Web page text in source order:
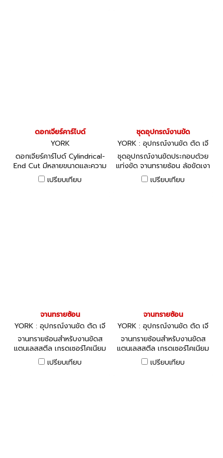
ดอกเจียร์คาร์ไบด์
YORK
ดอกเจียร์คาร์ไบด์ Cylindrical-
End Cut มีหลายขนาดและความ
ละเอียดให้เลือก
เปรียบเทียบ
ชุดอุปกรณ์งานขัด
YORK : อุปกรณ์งานขัด ตัด เจี
ยร์
ชุดอุปกรณ์งานขัดประกอบด้วย
แท่งขัด จานทรายซ้อน ล้อขัดเงา
รวม 5 ชิ้น
เปรียบเทียบ
จานทรายซ้อน
YORK : อุปกรณ์งานขัด ตัด เจี
ยร์
จานทรายซ้อนสำหรับงานขัดส
แตนเลสสตีล เกรดเซอร์โคเนียม
มีหลายขนาดให้เลือก
เปรียบเทียบ
จานทรายซ้อน
YORK : อุปกรณ์งานขัด ตัด เจี
ยร์
จานทรายซ้อนสำหรับงานขัดส
แตนเลสสตีล เกรดเซอร์โคเนียม
มีหลายขนาดให้เลือก
เปรียบเทียบ